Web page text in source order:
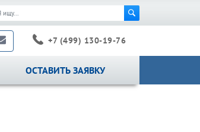
+7 (499) 130-19-76
ОСТАВИТЬ ЗАЯВКУ